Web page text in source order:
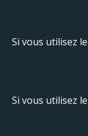
Si vous utilisez
Si vous utilisez